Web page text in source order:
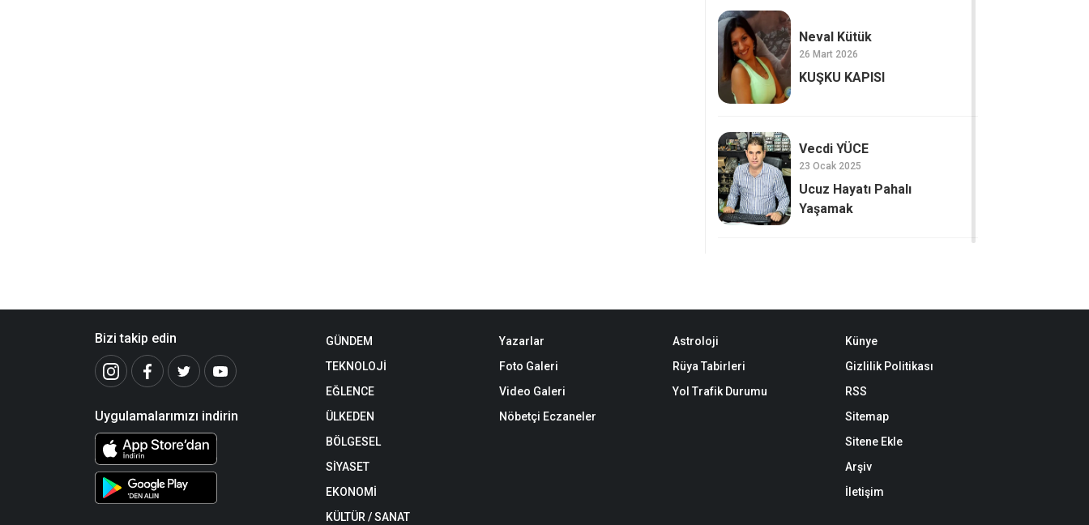
Neval Kütük
26 Mart 2026
KUŞKU KAPISI
Vecdi YÜCE
23 Ocak 2025
Ucuz Hayatı Pahalı
Yaşamak
Bizi takip edin
Uygulamalarımızı indirin
GÜNDEM
TEKNOLOJİ
EĞLENCE
ÜLKEDEN
BÖLGESEL
SİYASET
EKONOMİ
KÜLTÜR / SANAT
Yazarlar
Foto Galeri
Video Galeri
Nöbetçi Eczaneler
Astroloji
Rüya Tabirleri
Yol Trafik Durumu
Künye
Gizlilik Politikası
RSS
Sitemap
Sitene Ekle
Arşiv
İletişim